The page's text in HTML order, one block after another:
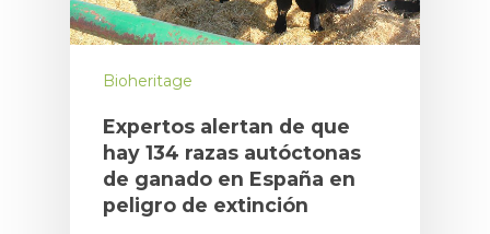
Bioheritage
Expertos alertan de que
hay 134 razas autóctonas
de ganado en España en
peligro de extinción